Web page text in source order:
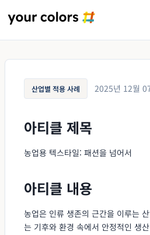
산업별 적용 사례 2025년 12월
아티클 제목
농업용 텍스타일: 패션을 넘어서
아티클 내용
농업은 인류 생존의 근간을 이루는
는 기후와 환경 속에서 안정적인 생